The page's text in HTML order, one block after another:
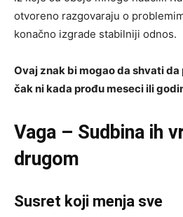
otvoreno razgovaraju o
konačno izgrade stabilniji odnos.
Ovaj znak bi mogao da shvati
čak ni kada prođu meseci ili
Vaga – Sudbina ih
drugom
Susret koji menja sve